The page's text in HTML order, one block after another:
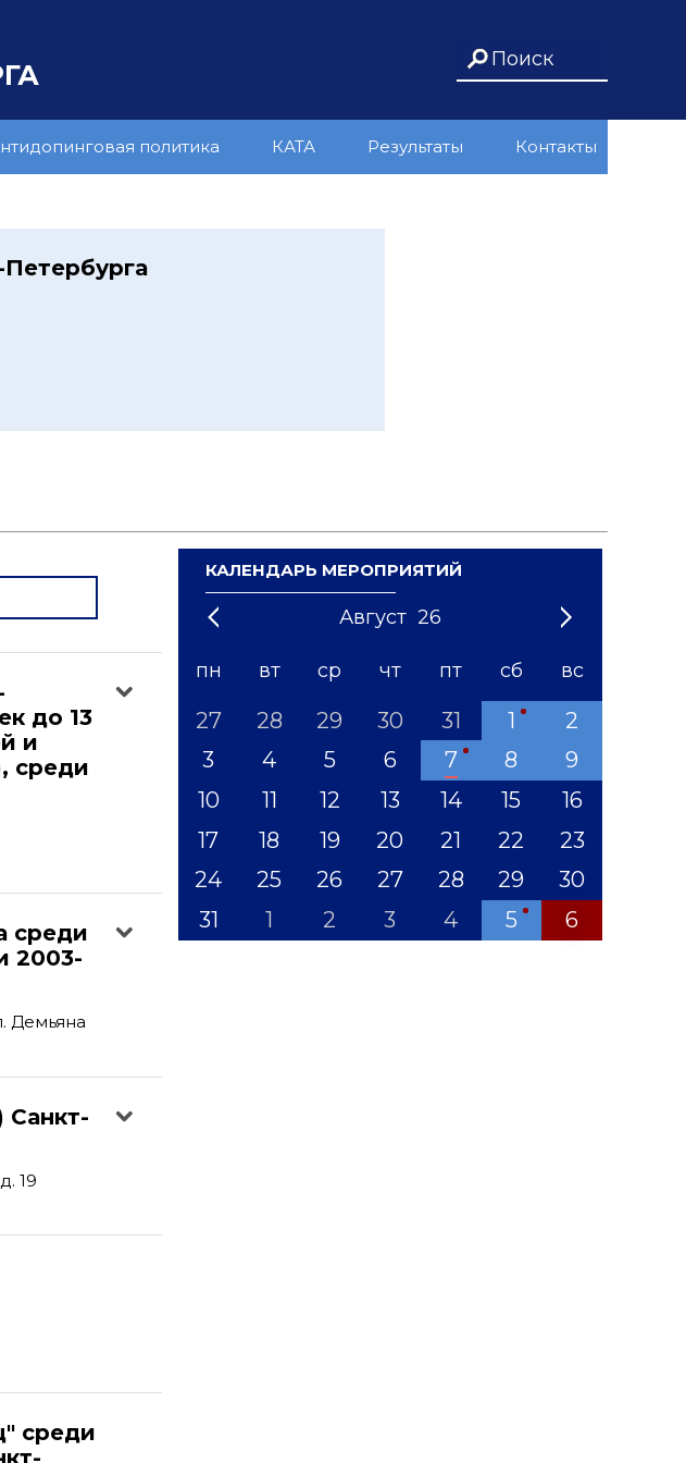
политика КАТА Результаты Контакты
до 13
и
среди
среди
2003-
Демьяна
Санкт-
19
среди
КАЛЕНДАРЬ МЕРОПРИЯТИЙ
Август 26
1 3 5 8 10 12
'21 '23 '24 '25 '26 '27 '28 '29 '31
пн вт ср чт пт сб вс
27 28 29 30 31 1
2
3
4 5 6 7 8
9
10
11 12 13 14 15
16
17
18 19 20 21 22
23
24
25 26 27 28 29
30
31
1 2 3 4 5 6